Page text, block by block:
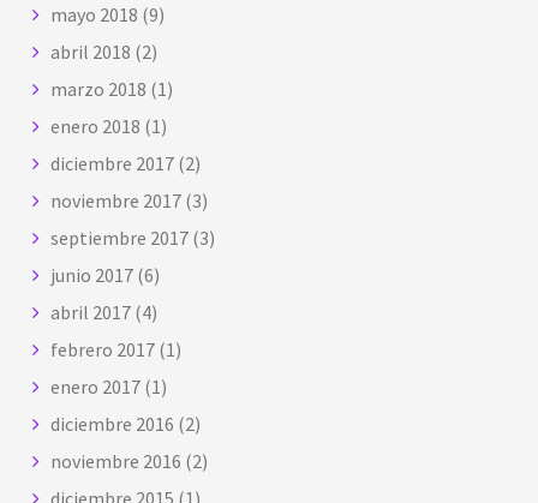
mayo 2018 (9)
abril 2018 (2)
marzo 2018 (1)
enero 2018 (1)
diciembre 2017 (2)
noviembre 2017 (3)
septiembre 2017 (3)
junio 2017 (6)
abril 2017 (4)
febrero 2017 (1)
enero 2017 (1)
diciembre 2016 (2)
noviembre 2016 (2)
diciembre 2015 (1)